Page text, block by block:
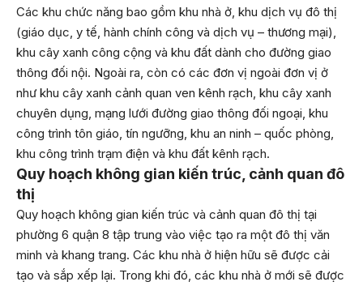
Các khu chức năng bao gồm khu nhà ở, khu dịch vụ đô thị
(giáo dục, y tế, hành chính công và dịch vụ – thương mại),
khu cây xanh công cộng và khu đất dành cho đường giao
thông đối nội. Ngoài ra, còn có các đơn vị ngoài đơn vị ở
như khu cây xanh cảnh quan ven kênh rạch, khu cây xanh
chuyên dụng, mạng lưới đường giao thông đối ngoại, khu
công trình tôn giáo, tín ngưỡng, khu an ninh – quốc phòng,
khu công trình trạm điện và khu đất kênh rạch.
Quy hoạch không gian kiến trúc, cảnh quan đô
thị
Quy hoạch không gian kiến trúc và cảnh quan đô thị tại
phường 6 quận 8 tập trung vào việc tạo ra một đô thị văn
minh và khang trang. Các khu nhà ở hiện hữu sẽ được cải
tạo và sắp xếp lại. Trong khi đó, các khu nhà ở mới sẽ được